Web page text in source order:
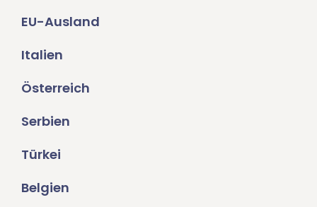
EU-Ausland
Italien
Österreich
Serbien
Türkei
Belgien